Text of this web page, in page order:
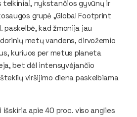
nykstančios gyvūnų ir
grupė „Global Footprint
paskelbė, kad žmonija jau
metų vandens, dirvožemio
kuriuos per metus planeta
bet dėl intensyvėjančio
viršijimo diena paskelbiama
apie 40 proc. viso anglies